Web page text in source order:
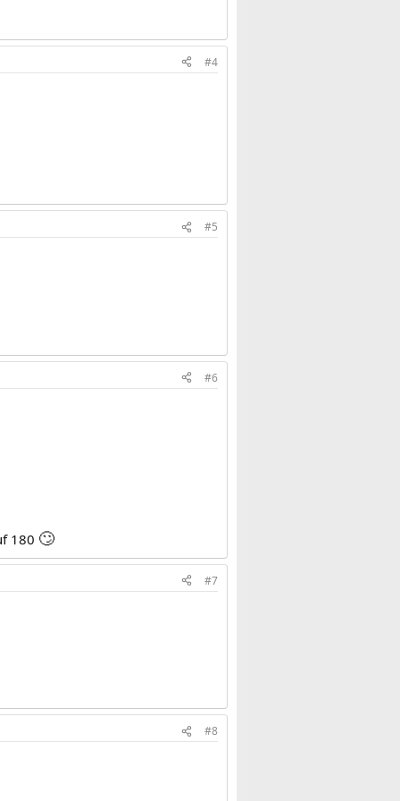
#4
#5
#6
180 🙄
#7
#8